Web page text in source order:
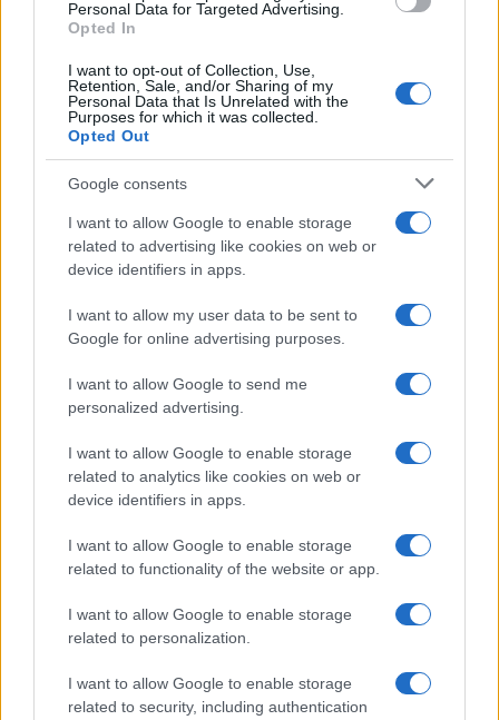
Personal Data for Targeted Advertising.
Opted In
I want to opt-out of Collection, Use,
Retention, Sale, and/or Sharing of my
Personal Data that Is Unrelated with the
Purposes for which it was collected.
Opted Out
Google consents
I want to allow Google to enable storage
related to advertising like cookies on web or
device identifiers in apps.
I want to allow my user data to be sent to
Google for online advertising purposes.
I want to allow Google to send me
personalized advertising.
I want to allow Google to enable storage
related to analytics like cookies on web or
device identifiers in apps.
I want to allow Google to enable storage
related to functionality of the website or app.
I want to allow Google to enable storage
related to personalization.
I want to allow Google to enable storage
related to security, including authentication
Ilvamaddalena e Tempio si giocheranno la finale
Recitazione per il cinema: cosa si impara
Le previsioni meteo per il weekend a Olbia e in
Gallura
Successo per il Primo Maggio di Olbia al parco
Mario Cervo
Gallura tra incivili ed emergenza rifiuti, la sfida
Gli incivili colpiscono ancora: a Plebi spunta una